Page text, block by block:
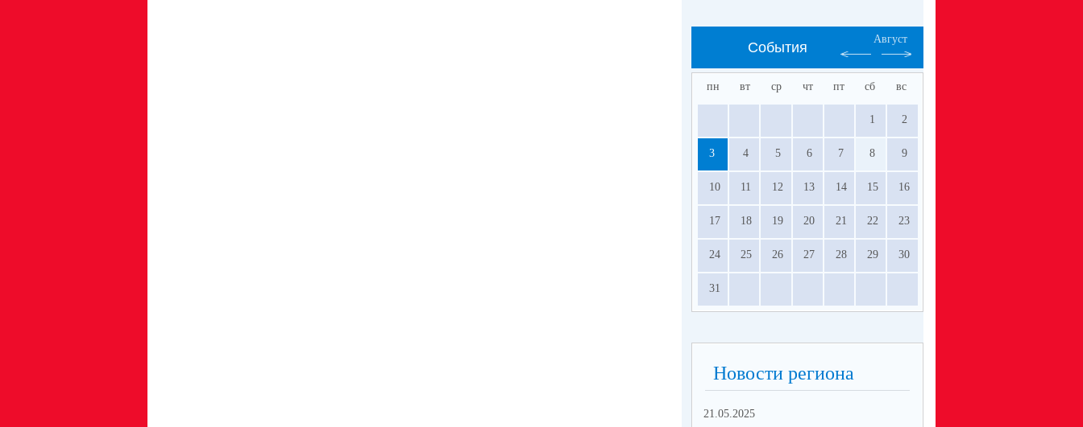
События
Август
пн вт ср чт пт сб вс
1 2
3 4 5 6 7 8 9
10 11 12 13 14 15 16
17 18 19 20 21 22 23
24 25 26 27 28 29 30
31
Новости региона
21.05.2025